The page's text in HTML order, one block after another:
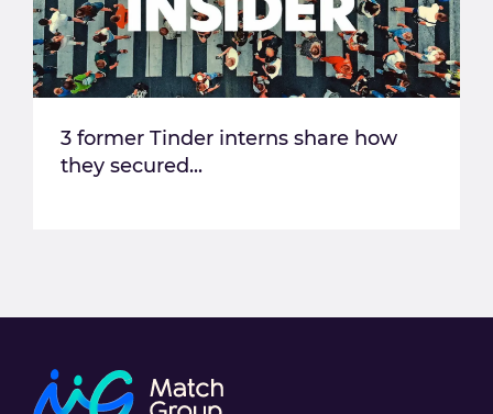
3 former Tinder interns share how
they secured...